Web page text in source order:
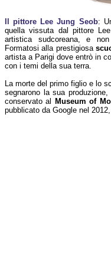
Il pittore Lee Jung Seob:
quella vissuta dal pittore
artistica sudcoreana, e
Formatosi alla prestigiosa
artista a Parigi dove entrò in
con i temi della sua terra.
La morte del primo figlio e lo
segnarono la sua
conservato al
Museum of
pubblicato da Google nel